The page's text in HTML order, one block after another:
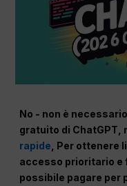
No - non è
gratuito di ChatGPT,
rapide , Per ottenere
accesso prioritario e
possibile pagare per